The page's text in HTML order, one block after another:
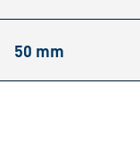
50 mm